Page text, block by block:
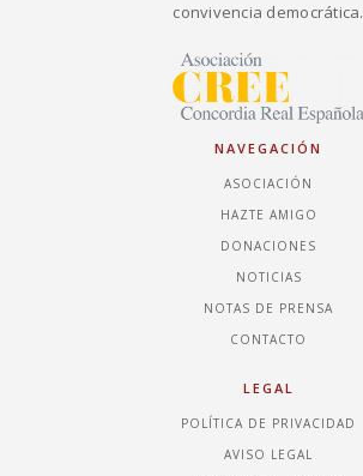
convivencia democrática.
NAVEGACIÓN
ASOCIACIÓN
HAZTE AMIGO
DONACIONES
NOTICIAS
NOTAS DE PRENSA
CONTACTO
LEGAL
POLÍTICA DE PRIVACIDAD
AVISO LEGAL